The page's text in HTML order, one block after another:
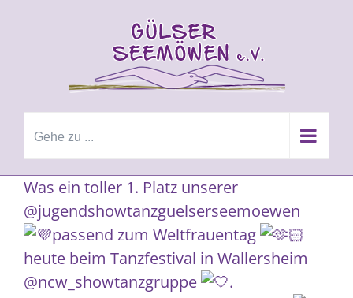
Gehe zu ...
Was ein toller 1. Platz unserer
@jugendshowtanzguelserseemoewen
passend zum Weltfrauentag
heute beim Tanzfestival in Wallersheim
@ncw_showtanzgruppe
.